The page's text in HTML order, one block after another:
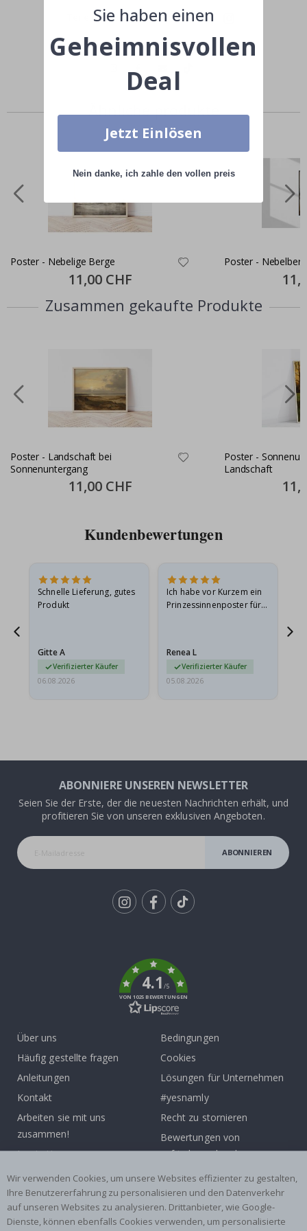
Teile dein Bild mit #namly_design
Ähnliche produkte
Poster - Nebelige Berge
Special
Price
11,00 CHF
Poster - Nebelberg
Price
Zusammen gekaufte Produkte
Poster - Landschaft bei
Sonnenuntergang
Special
Price
11,00 CHF
Poster -
Landschaft
Price
Kundenbewertungen
Schnelle Lieferung, gutes
Produkt
Gitte A
Verifizierter Käufer
06.08.2026
Ich habe vor Kurzem ein
Prinzessinnenposter für
beschädigt…
Renea L
Verifizierter Käufer
05.08.2026
ABONNIERE UNSEREN NEWSLETTER
Seien Sie der Erste, der die neuesten Nachrichten erhält, und
profitieren Sie von unseren exklusiven Angeboten.
ABONNIEREN
4.1/5
VON 1025 BEWERTUNGEN
Über uns
Häufig gestellte fragen
Anleitungen
Kontakt
Arbeiten sie mit uns
zusammen!
Inspiration
Bedingungen
Cookies
Lösungen für Unternehmen
#yesnamly
Recht zu stornieren
Bewertungen von
zufriedenen kunden
Beliebte Kategorien
Namensaufkleber
Wandtattoos
Wir verwenden Cookies, um unsere Websites effizienter zu gestalten,
Ihre Benutzererfahrung zu personalisieren und den Datenverkehr
auf unseren Websites zu analysieren. Drittanbieter, wie Google-
Dienste, können ebenfalls Cookies verwenden, um personalisierte
Sie haben einen
Geheimnisvollen
Deal
Jetzt Einlösen
Nein danke, ich zahle den vollen preis